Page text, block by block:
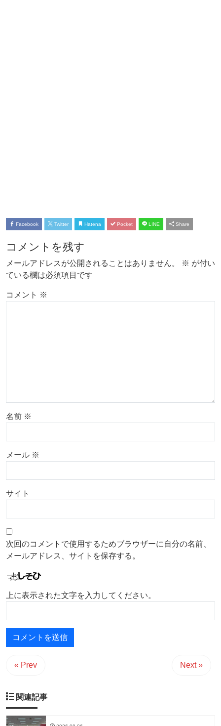
Facebook Twitter Hatena Pocket LINE Share
コメントを残す
メールアドレスが公開されることはありません。 ※ が付い
ている欄は必須項目です
コメント ※
名前 ※
メール ※
サイト
次回のコメントで使用するためブラウザーに自分の名前、
メールアドレス、サイトを保存する。
上に表示された文字を入力してください。
« Prev Next »
関連記事